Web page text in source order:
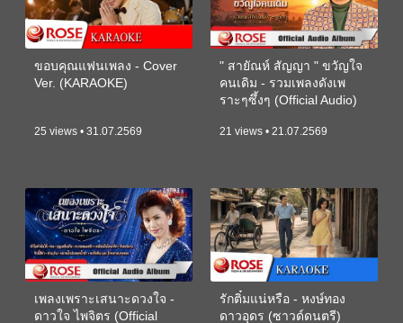
ขอบคุณแฟนเพลง - Cover
Ver. (KARAOKE)
25 views • 31.07.2569
" สายัณห์ สัญญา " ขวัญใจ
คนเดิม - รวมเพลงดังเพ
ราะๆซึ้งๆ (Official Audio)
21 views • 21.07.2569
เพลงเพราะเสนาะดวงใจ -
ดาวใจ ไพจิตร (Official
รักติ๋มแน่หรือ - หงษ์ทอง
ดาวอุดร (ซาวด์ดนตรี)